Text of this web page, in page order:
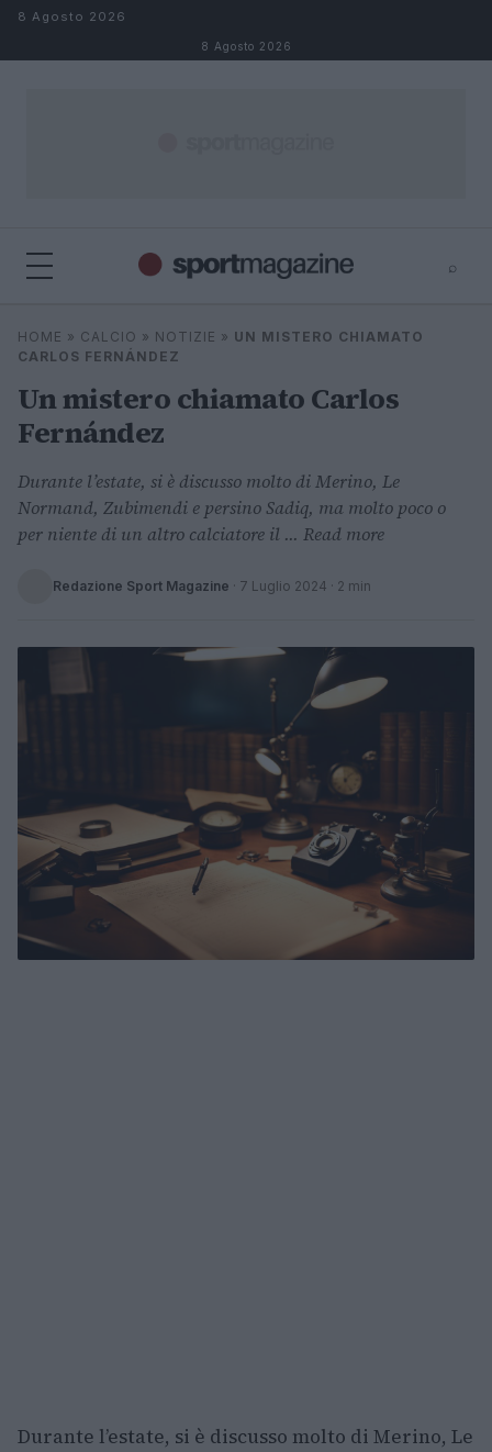
Salta al contenuto
8 Agosto 2026
8 Agosto 2026
⌕
Cerca
HOME » CALCIO » NOTIZIE » UN MISTERO CHIAMATO
CARLOS FERNÁNDEZ
Un mistero chiamato Carlos
Fernández
Durante l’estate, si è discusso molto di Merino, Le
Normand, Zubimendi e persino Sadiq, ma molto poco o
per niente di un altro calciatore il ... Read more
Redazione Sport Magazine · 7 Luglio 2024 · 2 min
Durante l’estate, si è discusso molto di Merino, Le